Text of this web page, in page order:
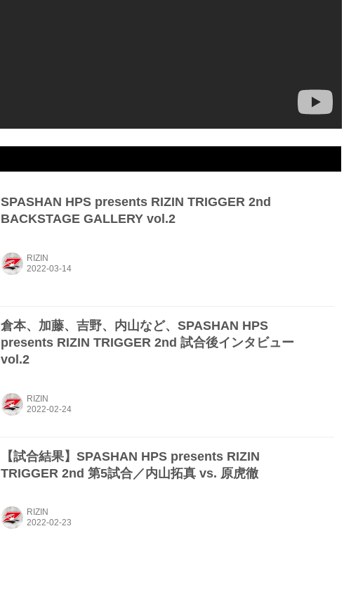
SPASHAN HPS presents RIZIN TRIGGER 2nd
BACKSTAGE GALLERY vol.2
RIZIN
倉本、加藤、吉野、内山など、SPASHAN HPS
presents RIZIN TRIGGER 2nd 試合後インタビュー
vol.2
RIZIN
【試合結果】SPASHAN HPS presents RIZIN
TRIGGER 2nd 第5試合／内山拓真 vs. 原虎徹
RIZIN